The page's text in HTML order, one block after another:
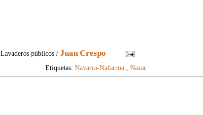
Lavaderos públicos /Juan Crespo
Etiquetas: Navarra-Nafarroa, Nazar